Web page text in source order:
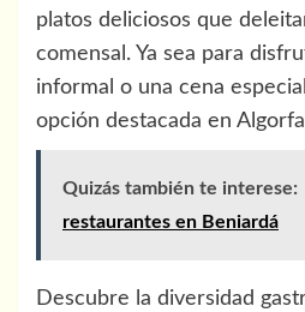
platos deliciosos que
comensal. Ya sea para
informal o una cena
opción destacada en
Quizás también te interese:
restaurantes en Beniardá
Descubre la diversidad